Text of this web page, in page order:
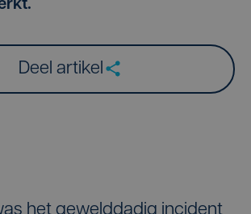
Deel artikel
het gewelddadig incident